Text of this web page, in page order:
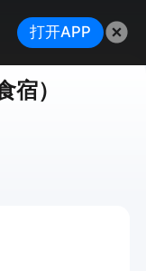
）
打开APP